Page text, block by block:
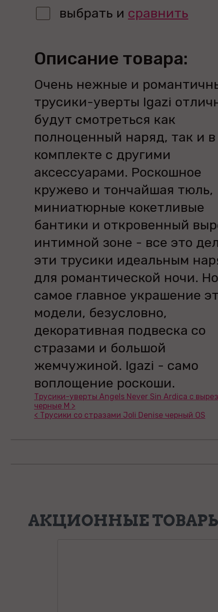
выбрать и сравнить
Описание товара:
Очень нежные и
трусики-уверты Igazi
будут смотреться как
полноценный наряд, так и в
комплекте с другими
аксессуарами. Роскошное
кружево и тончайшая тюль,
миниатюрные кокетливые
бантики и откровенный
интимной зоне - все это
эти трусики идеальным
для романтической ночи. Но
самое главное украшение
модели, безусловно,
декоративная подвеска со
стразами и большой
жемчужиной. Igazi - само
воплощение роскоши.
Трусики-уверты Angels Never Sin Ardica с
черные M >
< Трусики со стразами Joli Denise черный OS
АКЦИОННЫЕ